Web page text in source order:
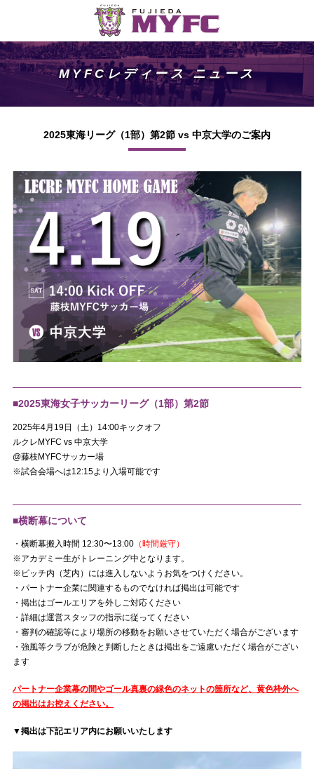
MYFCレディース ニュース
2025東海リーグ（1部）第2節 vs 中京大学のご案内
■2025東海女子サッカーリーグ（1部）第2節
2025年4月19日（土）14:00キックオフ
ルクレMYFC vs 中京大学
@藤枝MYFCサッカー場
※試合会場へは12:15より入場可能です
■横断幕について
・横断幕搬入時間 12:30〜13:00 （時間厳守）
※アカデミー生がトレーニング中となります。
※ピッチ内（芝内）には進入しないようお気をつけください。
・パートナー企業に関連するものでなければ掲出は可能です
・掲出はゴールエリアを外しご対応ください
・詳細は運営スタッフの指示に従ってください
・審判の確認等により場所の移動をお願いさせていただく場合がございます
・強風等クラブが危険と判断したときは掲出をご遠慮いただく場合がござい
ます
パートナー企業幕の間やゴール真裏の緑色のネットの箇所など、黄色枠外へ
の掲出はお控えください。
▼掲出は下記エリア内にお願いいたします